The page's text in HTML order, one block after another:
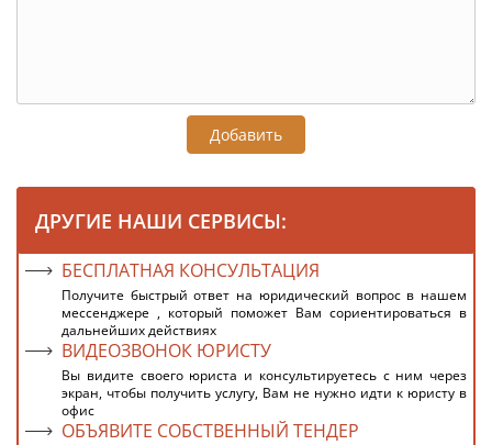
Добавить
ДРУГИЕ НАШИ СЕРВИСЫ:
БЕСПЛАТНАЯ КОНСУЛЬТАЦИЯ
Получите быстрый ответ на юридический вопрос в нашем
мессенджере , который поможет Вам сориентироваться в
дальнейших действиях
ВИДЕОЗВОНОК ЮРИСТУ
Вы видите своего юриста и консультируетесь с ним через
экран, чтобы получить услугу, Вам не нужно идти к юристу в
офис
ОБЪЯВИТЕ СОБСТВЕННЫЙ ТЕНДЕР